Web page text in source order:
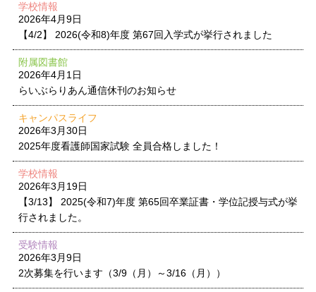
学校情報
2026年4月9日
【4/2】 2026(令和8)年度 第67回入学式が挙行されました
附属図書館
2026年4月1日
らいぶらりあん通信休刊のお知らせ
キャンパスライフ
2026年3月30日
2025年度看護師国家試験 全員合格しました！
学校情報
2026年3月19日
【3/13】 2025(令和7)年度 第65回卒業証書・学位記授与式が挙
行されました。
受験情報
2026年3月9日
2次募集を行います（3/9（月）～3/16（月））